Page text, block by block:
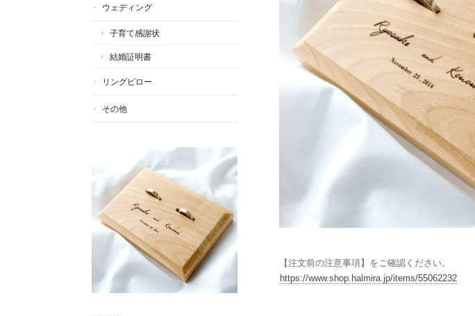
【注文前の注意事項】をご確認ください。
https://www.shop.halmira.jp/items/55062232
ウェディング
子育て感謝状
結婚証明書
リングピロー
その他